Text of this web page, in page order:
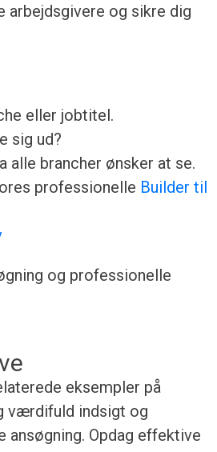
arbejdsgivere og sikre dig
eller jobtitel.
sig ud?
brancher ønsker at se.
professionelle Builder til
og professionelle
eksempler på
værdifuld indsigt og
ansøgning. Opdag effektive